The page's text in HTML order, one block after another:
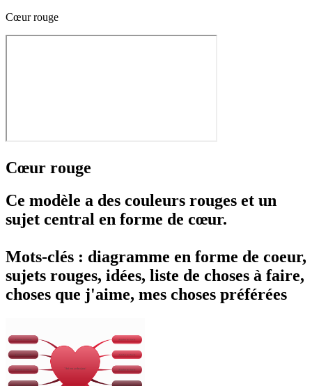
Cœur rouge
Cœur rouge
Ce modèle a des couleurs rouges et un
sujet central en forme de cœur.
Mots-clés : diagramme en forme de coeur,
sujets rouges, idées, liste de choses à faire,
choses que j'aime, mes choses préférées